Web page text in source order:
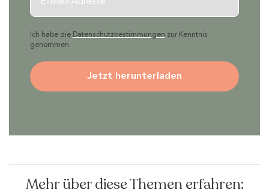
Ich habe die Datenschutzbestimmungen zur Kenntnis
genommen.
Jetzt herunterladen
Mehr über diese Themen erfahren: